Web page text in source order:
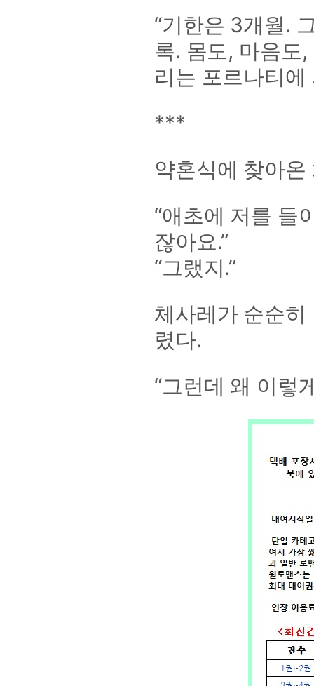
“기한은 3개월.
록. 몸도, 마음도
리는 포르나티에
***
약혼식에 찾아
“애초에 저를 들
잖아요.”
“그랬지.”
체사레가 순순
렸다.
“그런데 왜 이렇